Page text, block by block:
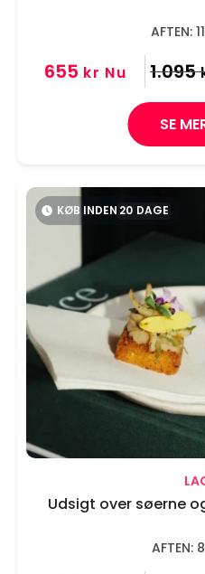
AFTEN:
655 kr Nu 1.095
SE
Udsigt over søerne
AFTEN:
KØB INDEN 20 DAGE